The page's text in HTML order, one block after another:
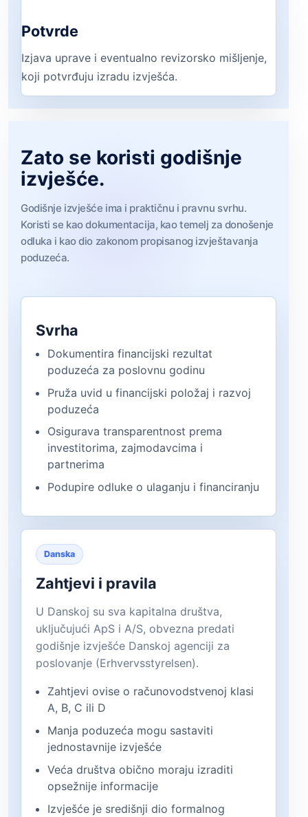
Potvrde
Izjava uprave i eventualno revizorsko mišljenje,
koji potvrđuju izradu izvješća.
Zato se koristi godišnje
izvješće.
Godišnje izvješće ima i praktičnu i pravnu svrhu.
Koristi se kao dokumentacija, kao temelj za donošenje
odluka i kao dio zakonom propisanog izvještavanja
poduzeća.
Svrha
Dokumentira financijski rezultat
poduzeća za poslovnu godinu
Pruža uvid u financijski položaj i razvoj
poduzeća
Osigurava transparentnost prema
investitorima, zajmodavcima i
partnerima
Podupire odluke o ulaganju i financiranju
Danska
Zahtjevi i pravila
U Danskoj su sva kapitalna društva,
uključujući ApS i A/S, obvezna predati
godišnje izvješće Danskoj agenciji za
poslovanje (Erhvervsstyrelsen).
Zahtjevi ovise o računovodstvenoj klasi
A, B, C ili D
Manja poduzeća mogu sastaviti
jednostavnije izvješće
Veća društva obično moraju izraditi
opsežnije informacije
Izvješće je središnji dio formalnog